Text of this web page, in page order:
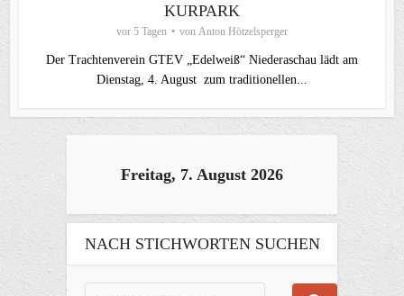
KURPARK
vor 5 Tagen von Anton Hötzelsperger
Der Trachtenverein GTEV „Edelweiß“ Niederaschau lädt am
Dienstag, 4. August zum traditionellen...
Freitag, 7. August 2026
NACH STICHWORTEN SUCHEN